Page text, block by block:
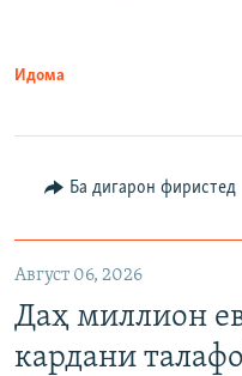
Идома
Ба дигарон фиристед
Август 06, 2026
Даҳ миллион
кардани